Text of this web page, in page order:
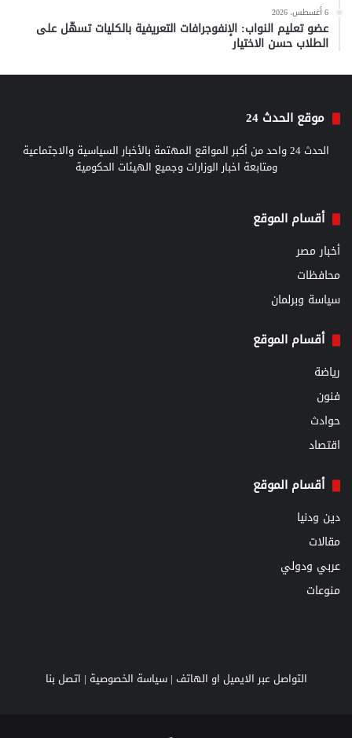
6 أغسطس، 2026
عضو تعليم النواب: الإنفوجرافات التعريفية بالكليات تسهّل على
الطلاب حسن الاختيار
موقع الحدث 24
الحدث 24 واحد من أكبر المواقع المهتمة بالأخبار السياسية والاجتماعية
ومتابعة اخبار الوزارات وجميع الهيئات الحكومية
أقسام الموقع
أخبار مصر
محافظات
سياسة وبرلمان
أقسام الموقع
رياضة
فنون
حوادث
اقتصاد
أقسام الموقع
دين ودنيا
مقالات
عربي ودولي
منوعات
التواصل عبر الايميل او الهاتف |سياسة الخصوصية | اتصل بنا